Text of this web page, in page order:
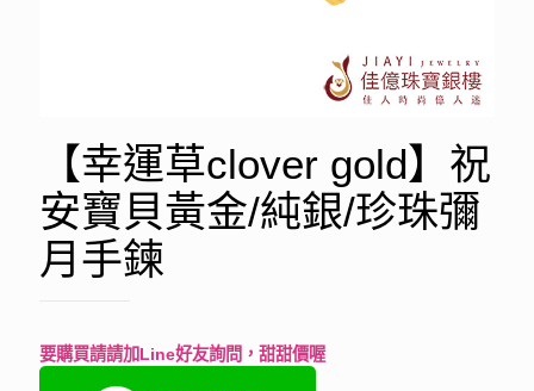
【幸運草clover gold】祝
安寶貝黃金/純銀/珍珠彌
月手鍊
要購買請請加Line好友詢問，甜甜價喔